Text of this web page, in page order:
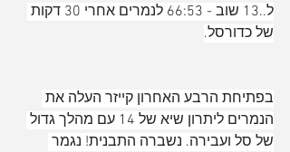
ל..13 שוב - 66:53 לנמרים אחרי 30 דקות
של כדורסל.
בפתיחת הרבע האחרון קייזר העלה את
הנמרים ליתרון שיא של 14 עם מהלך גדול
של סל ועבירה. נשברה התבנית! נגמר